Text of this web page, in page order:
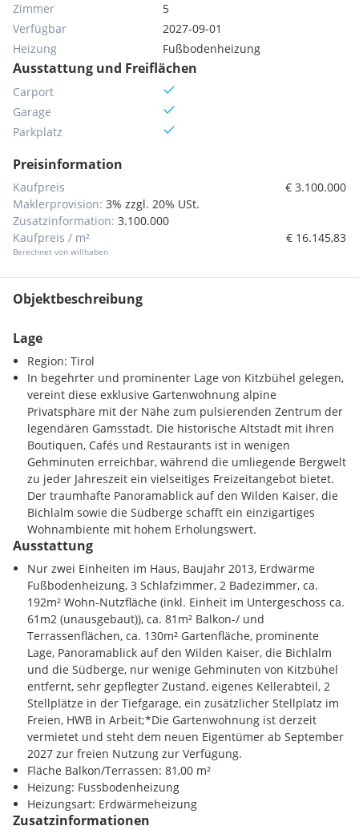
Zimmer
5
Verfügbar
2027-09-01
Heizung
Fußbodenheizung
Ausstattung und Freiflächen
Carport
Garage
Parkplatz
Preisinformation
Kaufpreis
€ 3.100.000
Maklerprovision: 3% zzgl. 20% USt.
Zusatzinformation: 3.100.000
Kaufpreis / m²
Berechnet von willhaben
€ 16.145,83
Objektbeschreibung
Lage
Region: Tirol
In begehrter und prominenter Lage von Kitzbühel gelegen,
vereint diese exklusive Gartenwohnung alpine
Privatsphäre mit der Nähe zum pulsierenden Zentrum der
legendären Gamsstadt. Die historische Altstadt mit ihren
Boutiquen, Cafés und Restaurants ist in wenigen
Gehminuten erreichbar, während die umliegende Bergwelt
zu jeder Jahreszeit ein vielseitiges Freizeitangebot bietet.
Der traumhafte Panoramablick auf den Wilden Kaiser, die
Bichlalm sowie die Südberge schafft ein einzigartiges
Wohnambiente mit hohem Erholungswert.
Ausstattung
Nur zwei Einheiten im Haus, Baujahr 2013, Erdwärme
Fußbodenheizung, 3 Schlafzimmer, 2 Badezimmer, ca.
192m² Wohn-Nutzfläche (inkl. Einheit im Untergeschoss ca.
61m2 (unausgebaut)), ca. 81m² Balkon-/ und
Terrassenflächen, ca. 130m² Gartenfläche, prominente
Lage, Panoramablick auf den Wilden Kaiser, die Bichlalm
und die Südberge, nur wenige Gehminuten von Kitzbühel
entfernt, sehr gepflegter Zustand, eigenes Kellerabteil, 2
Stellplätze in der Tiefgarage, ein zusätzlicher Stellplatz im
Freien, HWB in Arbeit;*Die Gartenwohnung ist derzeit
vermietet und steht dem neuen Eigentümer ab September
2027 zur freien Nutzung zur Verfügung.
Fläche Balkon/Terrassen: 81,00 m²
Heizung: Fussbodenheizung
Heizungsart: Erdwärmeheizung
Zusatzinformationen